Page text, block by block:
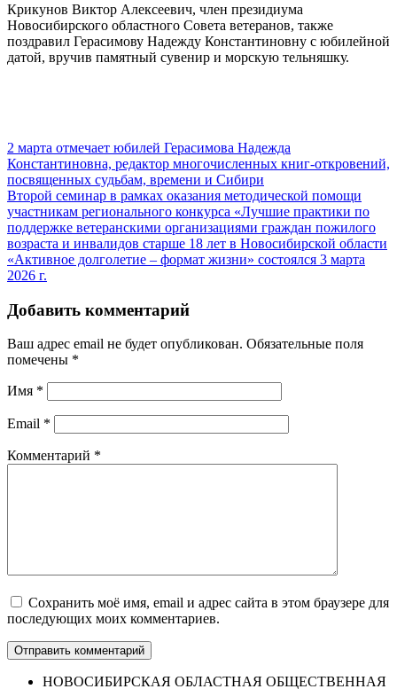
Крикунов Виктор Алексеевич, член президиума
Новосибирского областного Совета ветеранов, также
поздравил Герасимову Надежду Константиновну с юбилейной
датой, вручив памятный сувенир и морскую тельняшку.
2 марта отмечает юбилей Герасимова Надежда
Константиновна, редактор многочисленных книг-откровений,
посвященных судьбам, времени и Сибири
Второй семинар в рамках оказания методической помощи
участникам регионального конкурса «Лучшие практики по
поддержке ветеранскими организациями граждан пожилого
возраста и инвалидов старше 18 лет в Новосибирской области
«Активное долголетие – формат жизни» состоялся 3 марта
2026 г.
Добавить комментарий
Ваш адрес email не будет опубликован. Обязательные поля
помечены *
Имя *
Email *
Комментарий *
Сохранить моё имя, email и адрес сайта в этом браузере для
последующих моих комментариев.
НОВОСИБИРСКАЯ ОБЛАСТНАЯ ОБЩЕСТВЕННАЯ